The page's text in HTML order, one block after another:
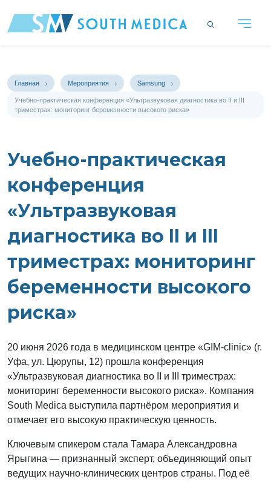
Главная Мероприятия Samsung
Учебно-практическая конференция «Ультразвуковая диагностика во II и III
триместрах: мониторинг беременности высокого риска»
Учебно-практическая
конференция
«Ультразвуковая
диагностика во II и III
триместрах: мониторинг
беременности высокого
риска»
20 июня 2026 года в медицинском центре «GIM‑clinic» (г.
Уфа, ул. Цюрупы, 12) прошла конференция
«Ультразвуковая диагностика во II и III триместрах:
мониторинг беременности высокого риска». Компания
South Medica выступила партнёром мероприятия и
отмечает его высокую практическую ценность.
Ключевым спикером стала Тамара Александровна
Ярыгина — признанный эксперт, объединяющий опыт
ведущих научно‑клинических центров страны. Под её